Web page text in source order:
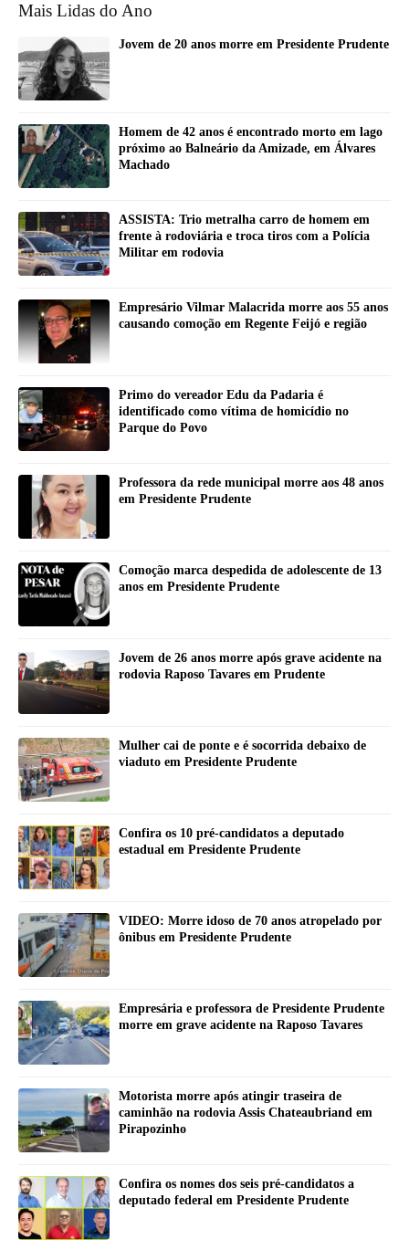
Mais Lidas do Ano
Jovem de 20 anos morre em Presidente Prudente
Homem de 42 anos é encontrado morto em lago
próximo ao Balneário da Amizade, em Álvares
Machado
ASSISTA: Trio metralha carro de homem em
frente à rodoviária e troca tiros com a Polícia
Militar em rodovia
Empresário Vilmar Malacrida morre aos 55 anos
causando comoção em Regente Feijó e região
Primo do vereador Edu da Padaria é
identificado como vítima de homicídio no
Parque do Povo
Professora da rede municipal morre aos 48 anos
em Presidente Prudente
Comoção marca despedida de adolescente de 13
anos em Presidente Prudente
Jovem de 26 anos morre após grave acidente na
rodovia Raposo Tavares em Prudente
Mulher cai de ponte e é socorrida debaixo de
viaduto em Presidente Prudente
Confira os 10 pré-candidatos a deputado
estadual em Presidente Prudente
VIDEO: Morre idoso de 70 anos atropelado por
ônibus em Presidente Prudente
Empresária e professora de Presidente Prudente
morre em grave acidente na Raposo Tavares
Motorista morre após atingir traseira de
caminhão na rodovia Assis Chateaubriand em
Pirapozinho
Confira os nomes dos seis pré-candidatos a
deputado federal em Presidente Prudente